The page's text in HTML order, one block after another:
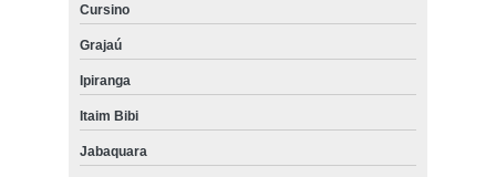
Cursino
Grajaú
Ipiranga
Itaim Bibi
Jabaquara